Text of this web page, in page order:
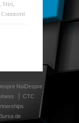
, Stiri,
Comment
NoiDespre
CTC
Bursa de